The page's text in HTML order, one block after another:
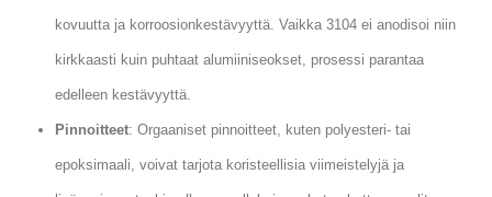
kovuutta ja korroosionkestävyyttä. Vaikka 3104 ei anodisoi niin
kirkkaasti kuin puhtaat alumiiniseokset, prosessi parantaa
edelleen kestävyyttä.
Pinnoitteet: Orgaaniset pinnoitteet, kuten polyesteri- tai
epoksimaali, voivat tarjota koristeellisia viimeistelyjä ja